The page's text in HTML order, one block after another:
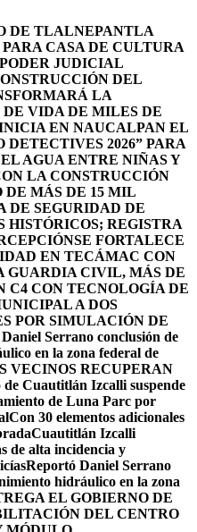
DE TLALNEPANTLA
CASA DE CULTURA
JUDICIAL
DEL
LA
VIDA DE MILES DE
EN NAUCALPAN EL
DETECTIVES 2026” PARA
AGUA ENTRE NIÑAS Y
LA CONSTRUCCIÓN
DE MÁS DE 15 MIL
DE SEGURIDAD DE
HISTÓRICOS; REGISTRA
SE FORTALECE
EN TECÁMAC CON
GUARDIA CIVIL, MÁS DE
C4 CON TECNOLOGÍA DE
A DOS
POR SIMULACIÓN DE
Serrano conclusión de
en la zona federal de
VECINOS RECUPERAN
de Cuautitlán Izcalli suspende
de Luna Parc por
Con 30 elementos adicionales
Cuautitlán Izcalli
de alta incidencia y
Reportó Daniel Serrano
hidráulico en la zona
EL GOBIERNO DE
DEL CENTRO